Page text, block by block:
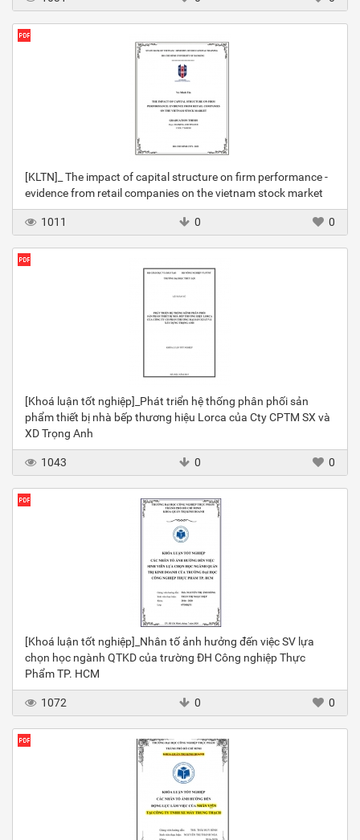
[KLTN]_ The impact of capital structure on firm performance -
evidence from retail companies on the vietnam stock market
1011 0 0
[Khoá luận tốt nghiệp]_Phát triển hệ thống phân phối sản
phẩm thiết bị nhà bếp thương hiệu Lorca của Cty CPTM SX và
XD Trọng Anh
1043 0 0
[Khoá luận tốt nghiệp]_Nhân tố ảnh hưởng đến việc SV lựa
chọn học ngành QTKD của trường ĐH Công nghiệp Thực
Phẩm TP. HCM
1072 0 0